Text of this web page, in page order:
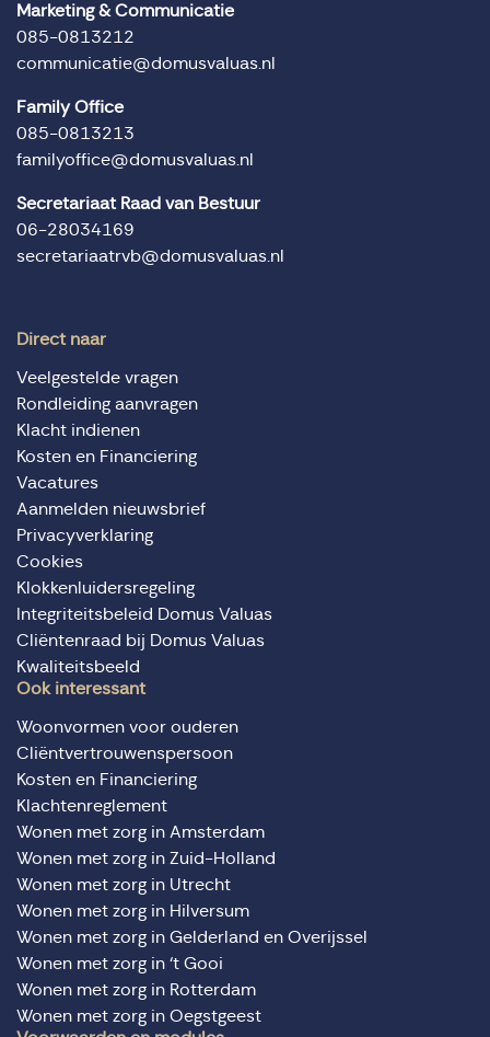
Marketing & Communicatie
085-0813212
communicatie@domusvaluas.nl
Family Office
085-0813213
familyoffice@domusvaluas.nl
Secretariaat Raad van Bestuur
06-28034169
secretariaatrvb@domusvaluas.nl
Direct naar
Veelgestelde vragen
Rondleiding aanvragen
Klacht indienen
Kosten en Financiering
Vacatures
Aanmelden nieuwsbrief
Privacyverklaring
Cookies
Klokkenluidersregeling
Integriteitsbeleid Domus Valuas
Cliëntenraad bij Domus Valuas
Kwaliteitsbeeld
Ook interessant
Woonvormen voor ouderen
Cliëntvertrouwenspersoon
Kosten en Financiering
Klachtenreglement
Wonen met zorg in Amsterdam
Wonen met zorg in Zuid-Holland
Wonen met zorg in Utrecht
Wonen met zorg in Hilversum
Wonen met zorg in Gelderland en Overijssel
Wonen met zorg in ‘t Gooi
Wonen met zorg in Rotterdam
Wonen met zorg in Oegstgeest